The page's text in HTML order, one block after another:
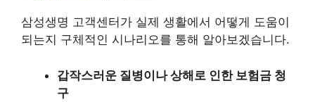
삼성생명 고객센터가 실제 생활에서 어떻게 도움이
되는지 구체적인 시나리오를 통해 알아보겠습니다.
갑작스러운 질병이나 상해로 인한 보험금 청
구